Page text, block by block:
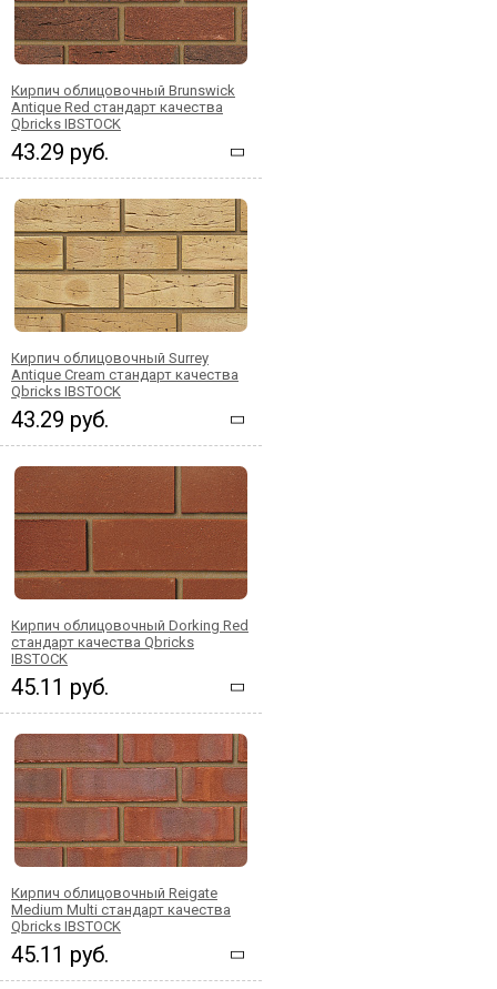
Кирпич облицовочный Brunswick
Antique Red стандарт качества
Qbricks IBSTOCK
43.29 руб.
Кирпич облицовочный Surrey
Antique Cream стандарт качества
Qbricks IBSTOCK
43.29 руб.
Кирпич облицовочный Dorking Red
стандарт качества Qbricks
IBSTOCK
45.11 руб.
Кирпич облицовочный Reigate
Medium Multi стандарт качества
Qbricks IBSTOCK
45.11 руб.